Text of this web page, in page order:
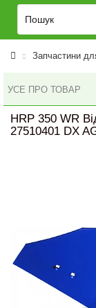
Запчастини
УСЕ ПРО ТОВАР
HRP 350 WR
27510401 DX